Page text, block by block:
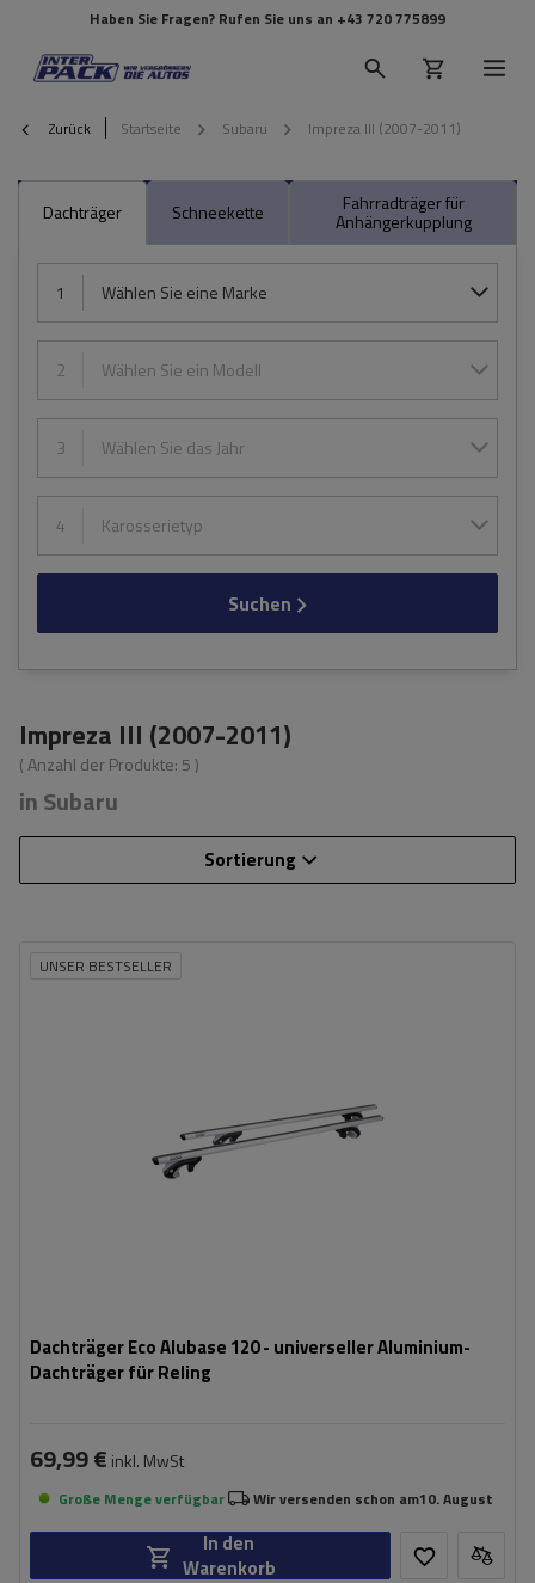
Haben Sie Fragen? Rufen Sie uns an +43 720 775899
Zurück Startseite Subaru Impreza III (2007-2011)
Dachträger Schneekette Fahrradträger für
Anhängerkupplung
1 Wählen Sie eine Marke
2 Wählen Sie ein Modell
3 Wählen Sie das Jahr
4 Karosserietyp
Suchen
Impreza III (2007-2011)
( Anzahl der Produkte: 5 )
in Subaru
Sortierung
UNSER BESTSELLER
Dachträger Eco Alubase 120 - universeller Aluminium-
Dachträger für Reling
69,99 € inkl. MwSt
Große Menge verfügbar Wir versenden schon am10. August
In den
Warenkorb